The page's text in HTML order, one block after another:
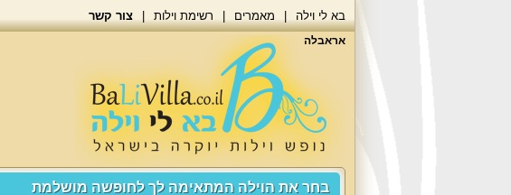
בא לי וילה מאמרים רשימת וילות צור קשר
אראבלה
בחר את הוילה המתאימה לך לחופשה מושלמת